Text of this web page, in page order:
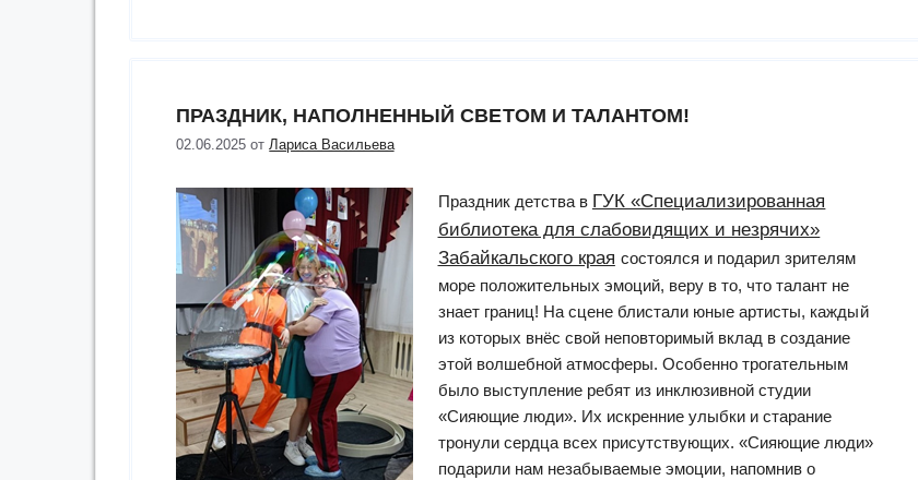
в
ПРАЗДНИК, НАПОЛНЕННЫЙ СВЕТОМ И ТАЛАНТОМ!
02.06.2025 отЛариса Васильева
Праздник детства в ГУК «Специализированная
библиотека для слабовидящих и незрячих»
Забайкальского края состоялся и подарил зрителям
море положительных эмоций, веру в то, что талант не
знает границ! На сцене блистали юные артисты, каждый
из которых внёс свой неповторимый вклад в создание
этой волшебной атмосферы. Особенно трогательным
было выступление ребят из инклюзивной студии
«Сияющие люди». Их искренние улыбки и старание
тронули сердца всех присутствующих. «Сияющие люди»
подарили нам незабываемые эмоции, напомнив о